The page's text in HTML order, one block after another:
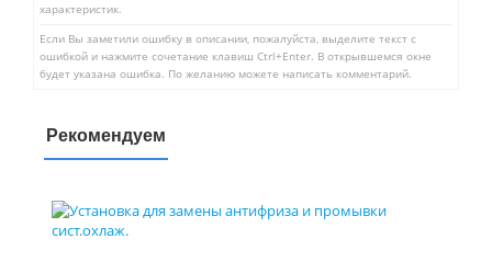
характеристик.
Если Вы заметили ошибку в описании, пожалуйста, выделите текст с
ошибкой и нажмите сочетание клавиш Ctrl+Enter. В открывшемся окне
будет указана ошибка. По желанию можете написать комментарий.
Рекомендуем